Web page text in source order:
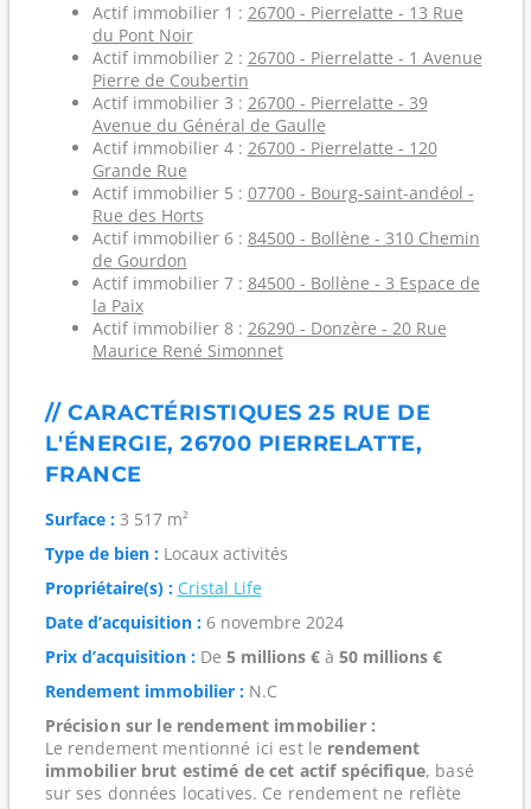
Actif immobilier 1 : 26700 - Pierrelatte - 13 Rue
du Pont Noir
Actif immobilier 2 : 26700 - Pierrelatte - 1 Avenue
Pierre de Coubertin
Actif immobilier 3 : 26700 - Pierrelatte - 39
Avenue du Général de Gaulle
Actif immobilier 4 : 26700 - Pierrelatte - 120
Grande Rue
Actif immobilier 5 : 07700 - Bourg-saint-andéol -
Rue des Horts
Actif immobilier 6 : 84500 - Bollène - 310 Chemin
de Gourdon
Actif immobilier 7 : 84500 - Bollène - 3 Espace de
la Paix
Actif immobilier 8 : 26290 - Donzère - 20 Rue
Maurice René Simonnet
// CARACTÉRISTIQUES 25 RUE DE
L'ÉNERGIE, 26700 PIERRELATTE,
FRANCE
Surface :3 517 m²
Type de bien :Locaux activités
Propriétaire(s) : Cristal Life
Date d’acquisition :6 novembre 2024
Prix d’acquisition :De 5 millions €à 50 millions €
Rendement immobilier :N.C
Précision sur le rendement immobilier :
Le rendement mentionné ici est le rendement
immobilier brut estimé de cet actif spécifique, basé
sur ses données locatives. Ce rendement ne reflète